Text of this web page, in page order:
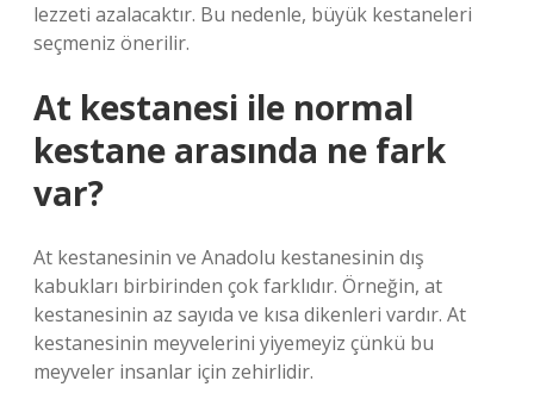
lezzeti azalacaktır. Bu nedenle, büyük kestaneleri
seçmeniz önerilir.
At kestanesi ile normal
kestane arasında ne fark
var?
At kestanesinin ve Anadolu kestanesinin dış
kabukları birbirinden çok farklıdır. Örneğin, at
kestanesinin az sayıda ve kısa dikenleri vardır. At
kestanesinin meyvelerini yiyemeyiz çünkü bu
meyveler insanlar için zehirlidir.